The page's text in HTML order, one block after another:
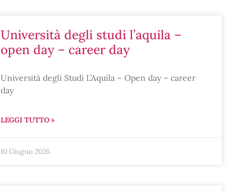
università degli studi l’aquila –
open day – career day
Università degli Studi L’Aquila – Open day – career
day
LEGGI TUTTO »
10 Giugno 2026